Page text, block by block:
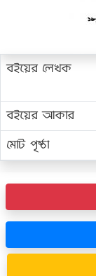
বইয়ের লেখক
বইয়ের আকার
মোট পৃষ্ঠা